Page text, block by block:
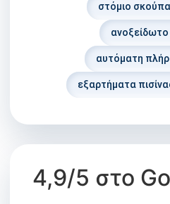
στόμιο
ανοξείδωτο
αυτόματη
εξαρτήματα
4,9/5 στο